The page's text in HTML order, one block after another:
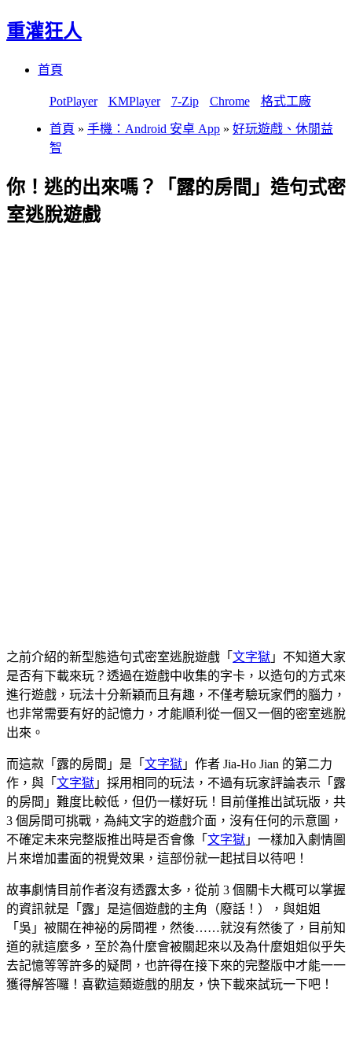
重灌狂人
首頁
PotPlayer KMPlayer 7-Zip Chrome 格式工廠
首頁 » 手機：Android 安卓 App » 好玩遊戲、休閒益
智
你！逃的出來嗎？「露的房間」造句式密
室逃脫遊戲
之前介紹的新型態造句式密室逃脫遊戲「 文字獄 」不知道大家
是否有下載來玩？透過在遊戲中收集的字卡，以造句的方式來
進行遊戲，玩法十分新穎而且有趣，不僅考驗玩家們的腦力，
也非常需要有好的記憶力，才能順利從一個又一個的密室逃脫
出來。
而這款「露的房間」是「 文字獄 」作者 Jia-Ho Jian 的第二力
作，與「 文字獄 」採用相同的玩法，不過有玩家評論表示「露
的房間」難度比較低，但仍一樣好玩！目前僅推出試玩版，共
3 個房間可挑戰，為純文字的遊戲介面，沒有任何的示意圖，
不確定未來完整版推出時是否會像「 文字獄 」一樣加入劇情圖
片來增加畫面的視覺效果，這部份就一起拭目以待吧！
故事劇情目前作者沒有透露太多，從前 3 個關卡大概可以掌握
的資訊就是「露」是這個遊戲的主角（廢話！），與姐姐
「吳」被關在神祕的房間裡，然後……就沒有然後了，目前知
道的就這麼多，至於為什麼會被關起來以及為什麼姐姐似乎失
去記憶等等許多的疑問，也許得在接下來的完整版中才能一一
獲得解答囉！喜歡這類遊戲的朋友，快下載來試玩一下吧！